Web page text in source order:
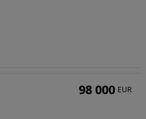
98 000 EUR